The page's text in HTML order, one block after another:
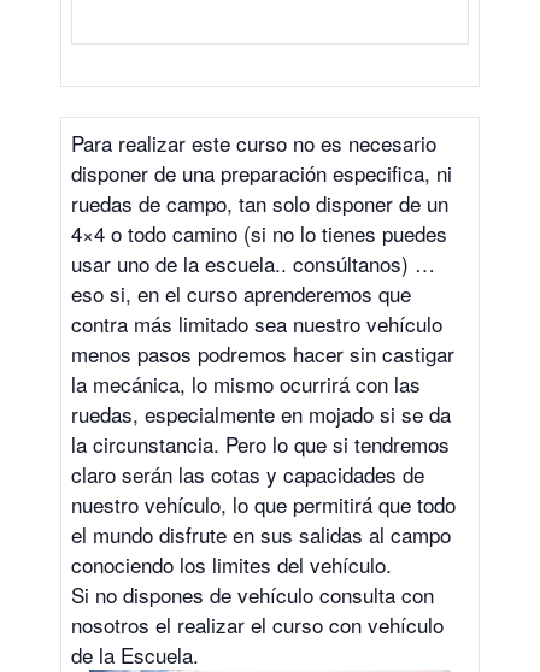
Para realizar este curso no es necesario
disponer de una preparación especifica, ni
ruedas de campo, tan solo disponer de un
4×4 o todo camino (si no lo tienes puedes
usar uno de la escuela.. consúltanos) …
eso si, en el curso aprenderemos que
contra más limitado sea nuestro vehículo
menos pasos podremos hacer sin castigar
la mecánica, lo mismo ocurrirá con las
ruedas, especialmente en mojado si se da
la circunstancia. Pero lo que si tendremos
claro serán las cotas y capacidades de
nuestro vehículo, lo que permitirá que todo
el mundo disfrute en sus salidas al campo
conociendo los limites del vehículo.
Si no dispones de vehículo consulta con
nosotros el realizar el curso con vehículo
de la Escuela.